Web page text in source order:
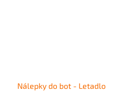
Nálepky do bot - Letadlo